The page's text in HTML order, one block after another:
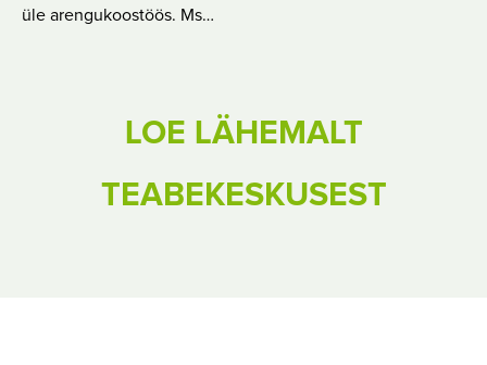
üle arengukoostöös. Ms…
LOE LÄHEMALT
TEABEKESKUSEST